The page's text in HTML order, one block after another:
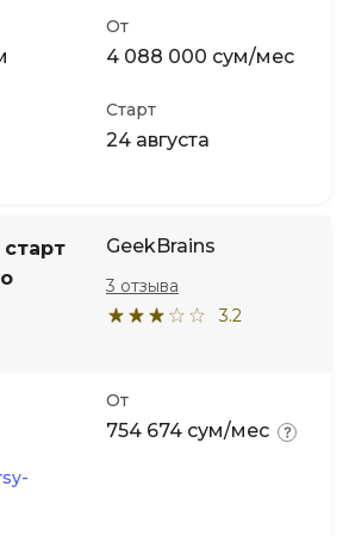
От
4 088 000 сум/мес
Старт
24 августа
GeekBrains
3.2
3 отзыва
От
754 674 сум/мес